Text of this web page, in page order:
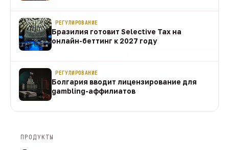
РЕГУЛИРОВАНИЕ
Бразилия готовит Selective Tax на
онлайн-беттинг к 2027 году
РЕГУЛИРОВАНИЕ
Болгария вводит лицензирование для
gambling-аффилиатов
ПРОДУКТЫ